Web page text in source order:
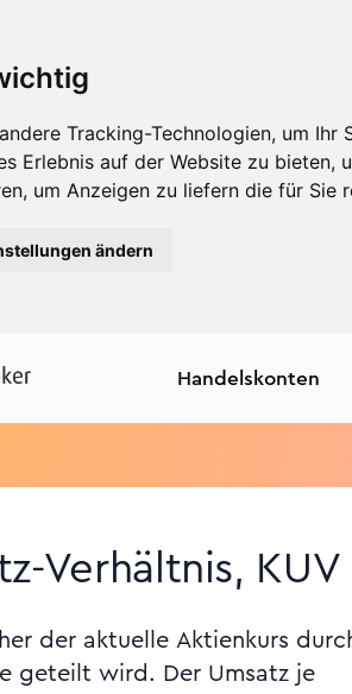
Tracking-Technologien, um
Erlebnis auf der Website zu bieten,
, um Anzeigen zu liefern die für Sie
ändern
Handelskonten
Verhältnis,
der aktuelle Aktienkurs
geteilt wird. Der Umsatz je
Analyse, technische,
Rückschritt-Zahl,